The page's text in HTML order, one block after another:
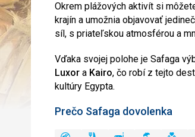
Okrem plážových aktivít si
krajín a umožnia objavovať
síl, s priateľskou atmosférou a
Vďaka svojej polohe je Safaga
Luxor a Kairo, čo robí z tejto
kultúry Egypta.
Prečo Safaga dovolenka